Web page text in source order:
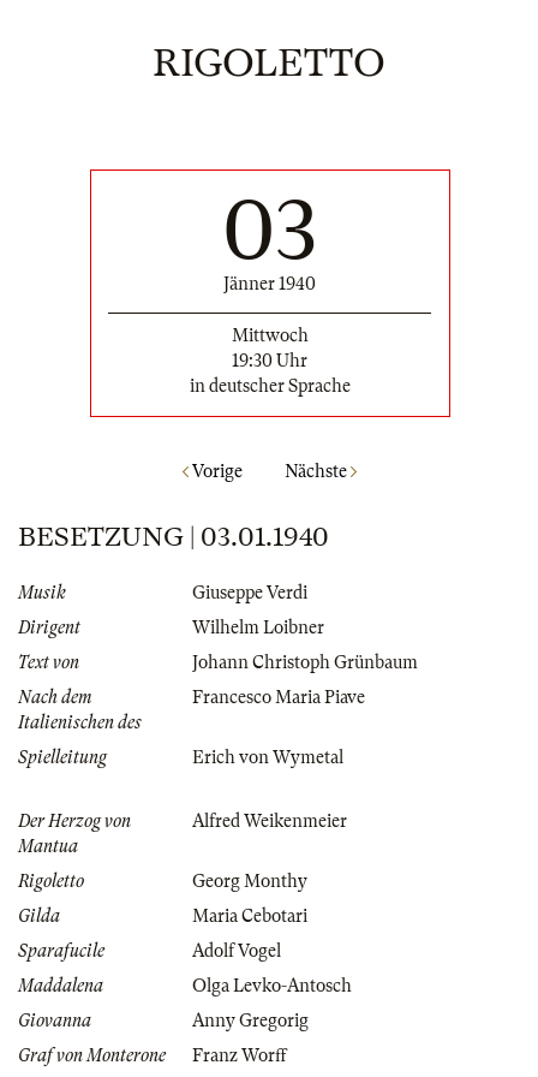
RIGOLETTO
03
Jänner 1940
Mittwoch
19:30 Uhr
in deutscher Sprache
Vorige Nächste
BESETZUNG | 03.01.1940
Musik
Giuseppe Verdi
Dirigent
Wilhelm Loibner
Text von
Johann Christoph Grünbaum
Nach dem
Italienischen des
Francesco Maria Piave
Spielleitung Erich von Wymetal
Der Herzog von
Mantua
Alfred Weikenmeier
Rigoletto
Georg Monthy
Gilda
Maria Cebotari
Sparafucile
Adolf Vogel
Maddalena
Olga Levko-Antosch
Giovanna
Anny Gregorig
Graf von Monterone
Franz Worff